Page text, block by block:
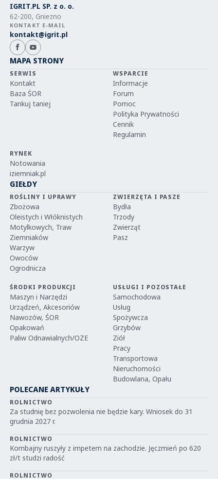
IGRIT.PL SP. z o. o.
62-200, Gniezno
KONTAKT E-MAIL
kontakt@igrit.pl
MAPA STRONY
SERWIS
Kontakt
Baza ŚOR
Tankuj taniej
WSPARCIE
Informacje
Forum
Pomoc
Polityka Prywatności
Cennik
Regulamin
RYNEK
Notowania
iziemniak.pl
GIEŁDY
ROŚLINY I UPRAWY
Zbożowa
Oleistych i Włóknistych
Motylkowych, Traw
Ziemniaków
Warzyw
Owoców
Ogrodnicza
ZWIERZĘTA I PASZE
Bydła
Trzody
Zwierząt
Pasz
ŚRODKI PRODUKCJI
Maszyn i Narzędzi
Urządzeń, Akcesoriów
Nawozów, ŚOR
Opakowań
Paliw Odnawialnych/OZE
USŁUGI I POZOSTAŁE
Samochodowa
Usług
Spożywcza
Grzybów
Ziół
Pracy
Transportowa
Nieruchomości
Budowlana, Opału
POLECANE ARTYKUŁY
ROLNICTWO
Za studnię bez pozwolenia nie będzie kary. Wniosek do 31
grudnia 2027 r.
ROLNICTWO
Kombajny ruszyły z impetem na zachodzie. Jęczmień po 620
zł/t studzi radość
ROLNICTWO